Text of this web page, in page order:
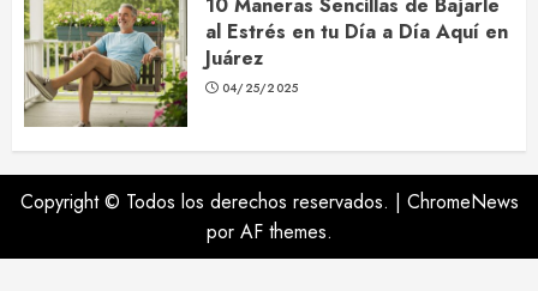
al Estrés en tu Día a Día Aquí en
Juárez
04/25/2025
Copyright © Todos los derechos reservados. | ChromeNews
por AF themes.